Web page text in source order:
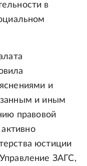
в
и
и иным
правовой
юстиции
ЗАГС,